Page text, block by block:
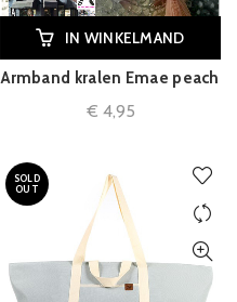
IN WINKELMAND
Armband kralen Emae peach
€ 4,95
SOLD
OUT